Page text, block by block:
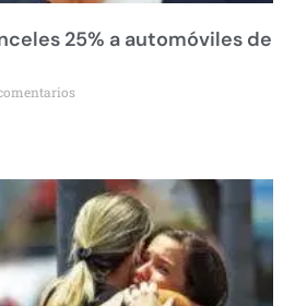
25% a automóviles de